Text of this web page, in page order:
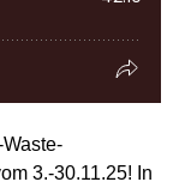
3.-30.11.25! In